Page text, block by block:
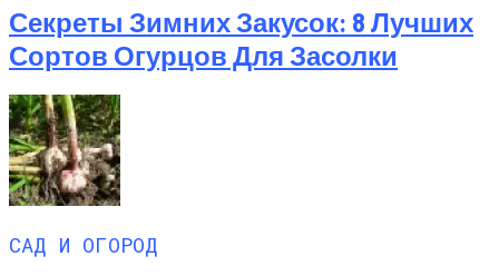
Секреты Зимних Закусок: 8 Лучших
Сортов Огурцов Для Засолки
САД И ОГОРОД